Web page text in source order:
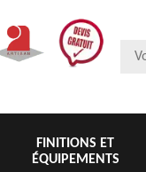
FINITIONS ET
ÉQUIPEMENTS